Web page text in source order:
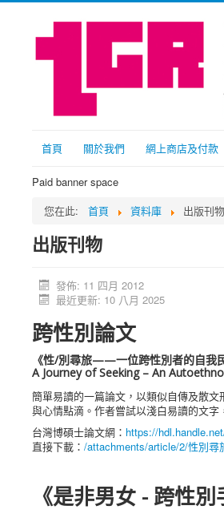
首頁 關於我們 網上商店及付款
Paid banner space
您在此:
首頁 資料庫 出版刊物
出版刊物
發佈: 11 四月 2012
最近更新: 10 八月 2025
跨性別論文
《性/別尋旅——一位跨性別者的自我
A Journey of Seeking – An
簡單易讀的一篇論文，以類似自傳及散
與心情點滴。作者嘗試以淺白易讀的文
台灣博碩士論文網： https://
直接下載： /attachments/article/2/性別尋
《是非男女 - 跨性別